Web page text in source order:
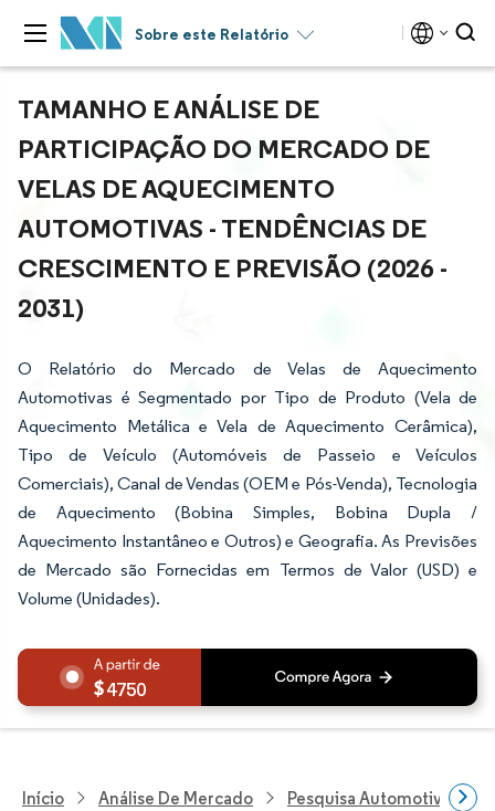
Sobre este Relatório
TAMANHO E ANÁLISE DE
PARTICIPAÇÃO DO MERCADO DE
VELAS DE AQUECIMENTO
AUTOMOTIVAS - TENDÊNCIAS DE
CRESCIMENTO E PREVISÃO (2026 -
2031)
O Relatório do Mercado de Velas de Aquecimento
Automotivas é Segmentado por Tipo de Produto (Vela de
Aquecimento Metálica e Vela de Aquecimento Cerâmica),
Tipo de Veículo (Automóveis de Passeio e Veículos
Comerciais), Canal de Vendas (OEM e Pós-Venda), Tecnologia
de Aquecimento (Bobina Simples, Bobina Dupla /
Aquecimento Instantâneo e Outros) e Geografia. As Previsões
de Mercado são Fornecidas em Termos de Valor (USD) e
Volume (Unidades).
4750
Início Análise De Mercado Pesquisa Automotiva